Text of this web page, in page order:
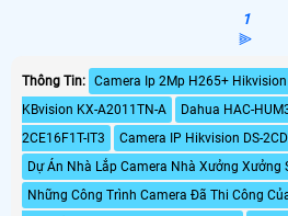
1
⫸
Thông Tin: Camera Ip 2Mp H265+ Hikvision
KBvision KX-A2011TN-A
Dahua HAC-
2CE16F1T-IT3
Camera IP Hikvision DS-
Dự Án Nhà Lắp Camera Nhà Xưởng Xưởng
Những Công Trình Camera Đã Thi Công